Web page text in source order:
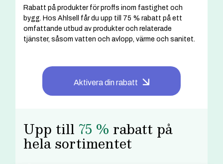
Rabatt på produkter för proffs inom fastighet och
bygg. Hos Ahlsell får du upp till 75 % rabatt på ett
omfattande utbud av produkter och relaterade
tjänster, såsom vatten och avlopp, värme och sanitet.
Aktivera din rabatt
Upp till 75 % rabatt på
hela sortimentet